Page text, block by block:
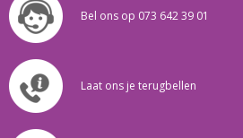
Bel ons op 073 642 39 01
Laat ons je terugbellen